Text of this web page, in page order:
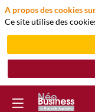
A propos des cookies
Ce site utilise des